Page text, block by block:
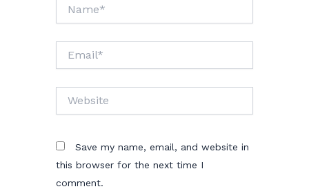
Save my name, email, and website in
this browser for the next time I
comment.